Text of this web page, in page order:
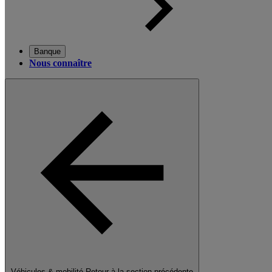
Banque
Nous connaître